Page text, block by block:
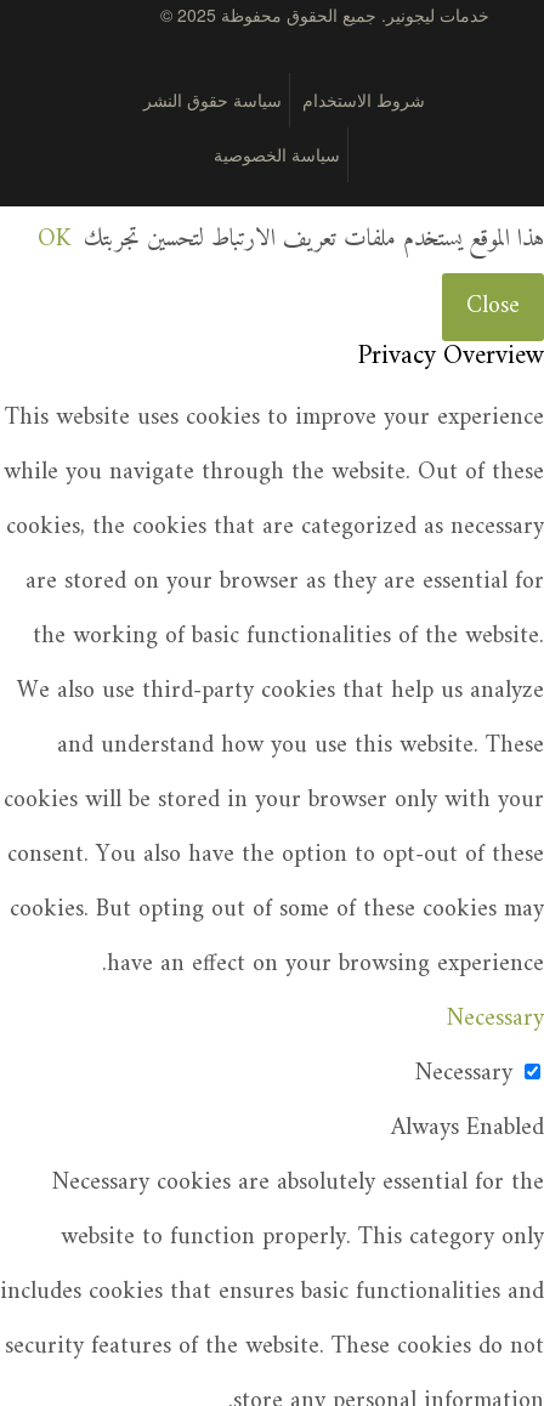
© 2025 خدمات ليجونير. جميع الحقوق محفوظة
شروط الاستخدام سياسة حقوق النشر
سياسة الخصوصية
هذا الموقع يستخدم ملفات تعريف الارتباط لتحسين تجربتك OK
Close
Privacy Overview
This website uses cookies to improve your experience
while you navigate through the website. Out of these
cookies, the cookies that are categorized as necessary
are stored on your browser as they are essential for
the working of basic functionalities of the website.
We also use third-party cookies that help us analyze
and understand how you use this website. These
cookies will be stored in your browser only with your
consent. You also have the option to opt-out of these
cookies. But opting out of some of these cookies may
have an effect on your browsing experience.
Necessary
Necessary
Always Enabled
Necessary cookies are absolutely essential for the
website to function properly. This category only
includes cookies that ensures basic functionalities and
security features of the website. These cookies do not